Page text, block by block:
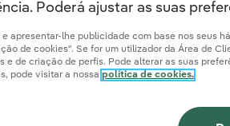
Poderá ajustar as suas
apresentar-lhe publicidade com base nos seus
de cookies". Se for um utilizador da Área de
de criação de perfis. Pode alterar as suas
pode visitar a nossa política de cookies.